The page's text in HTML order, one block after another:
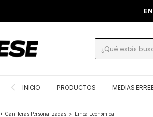
INICIO PRODUCTOS MEDIAS
+ Canilleras Personalizadas > Linea Económica